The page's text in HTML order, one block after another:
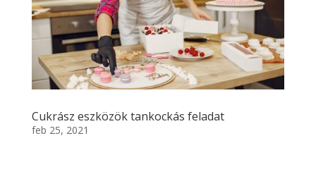
Cukrász eszközök tankockás feladat
feb 25, 2021